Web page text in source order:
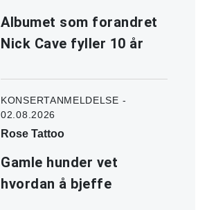
Albumet som forandret
Nick Cave fyller 10 år
KONSERTANMELDELSE -
02.08.2026
Rose Tattoo
Gamle hunder vet
hvordan å bjeffe